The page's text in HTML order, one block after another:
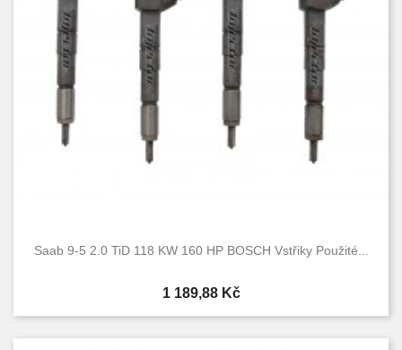
Saab 9-5 2.0 TiD 118 KW 160 HP BOSCH Vstřiky Použité...
Cena
1 189,88 Kč